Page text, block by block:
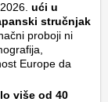
ući u
stručnjak
proboji ni
Europe da
više od 40